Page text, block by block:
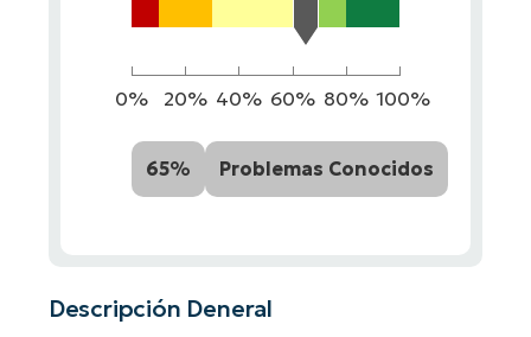
0% 20% 40% 60% 80% 100%
65% Problemas Conocidos
Descripción Deneral